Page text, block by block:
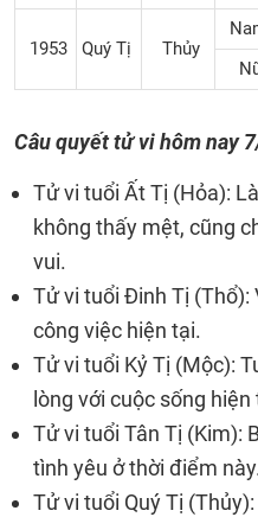
1953 Quý Tị Thủy
Câu quyết tử vi hôm nay
Tử vi tuổi Ất Tị (Hỏa):
không thấy mệt, cũng
vui.
Tử vi tuổi Đinh Tị (Thổ):
công việc hiện tại.
Tử vi tuổi Kỷ Tị (Mộc):
lòng với cuộc sống hiện
Tử vi tuổi Tân Tị (Kim):
tình yêu ở thời điểm
Tử vi tuổi Quý Tị